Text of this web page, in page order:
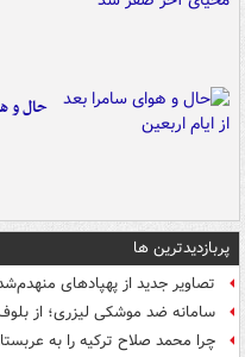
حال و
پربازدیدترین ها
تصاویر جدید از پهپادهای
سامانه ضد موشکی لیزری؛ از
چرا محمد صلاح ترکیه را به